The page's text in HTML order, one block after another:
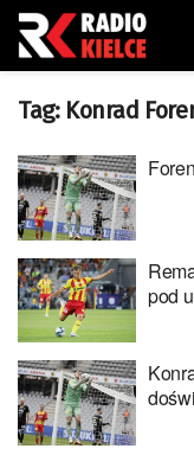
Tag: Konrad
pod